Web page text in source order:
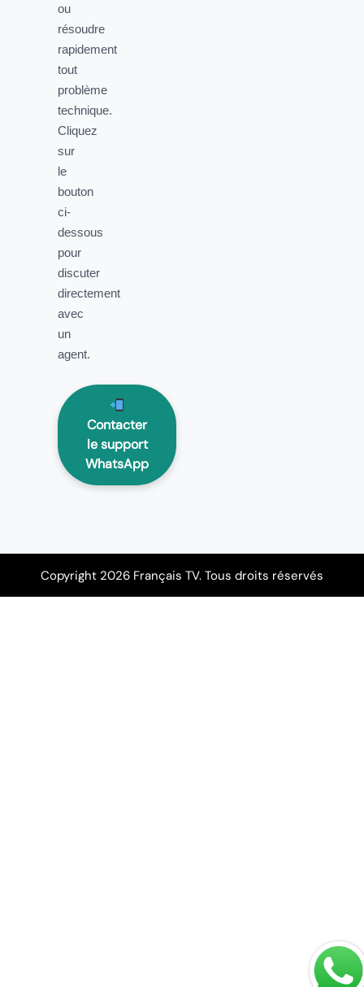
ou
résoudre
rapidement
tout
problème
technique.
Cliquez
sur
le
bouton
ci-
dessous
pour
discuter
directement
avec
un
agent.
Contacter
le support
WhatsApp
Copyright 2026 Français TV. Tous droits réservés